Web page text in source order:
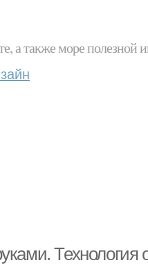
а также море
Технология